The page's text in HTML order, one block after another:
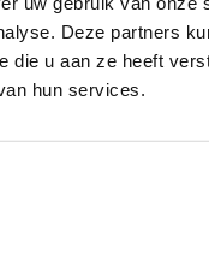
Deze partners
die u aan ze heeft
hun services.